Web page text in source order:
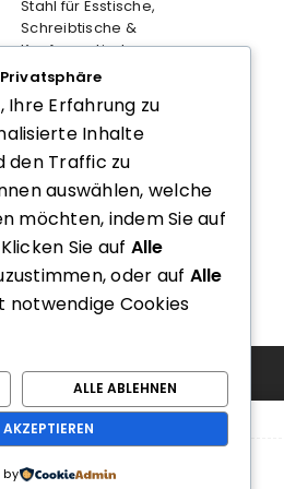
Stahl für Esstische,
Schreibtische &
Konferenztische
Preis nach Login
667.20 Rujz Design
Preis nach Login
Ihre Erfahrung zu
Inhalte
den Traffic zu
auswählen, welche
möchten, indem Sie auf
Sie auf Alle
oder auf Alle
notwendige Cookies
ALLE ABLEHNEN
AKZEPTIEREN
by